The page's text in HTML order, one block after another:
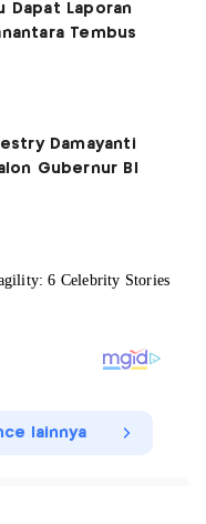
Dapat Laporan
Tembus
Damayanti
Gubernur BI
lainnya